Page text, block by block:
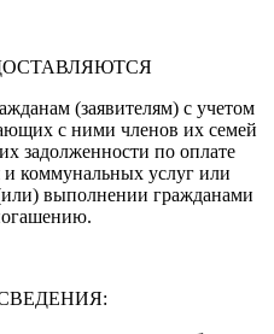
(заявителям) с учетом
с ними членов их семей
задолженности по оплате
коммунальных услуг или
выполнении гражданами